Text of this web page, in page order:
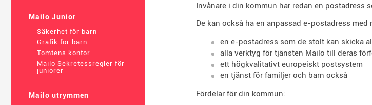
Mailo Junior
Säkerhet för barn
Grafik för barn
Tomtens kontor
Mailo Sekretessregler för
juniorer
Mailo utrymmen
Invånare i din kommun har redan en postadress
De kan också ha en anpassad e-postadress
en e-postadress som de stolt kan skicka
alla verktyg för tjänsten Mailo till deras
ett högkvalitativt europeiskt postsystem
en tjänst för familjer och barn också
Fördelar för din kommun: